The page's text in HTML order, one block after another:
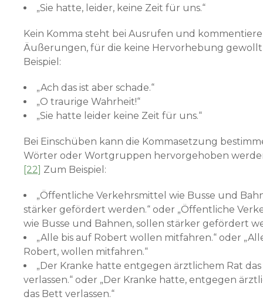
„Sie hatte, leider, keine Zeit für uns.“
Kein Komma steht bei Ausrufen und
Äußerungen, für die keine Hervorhebung gewollt
Beispiel:
„Ach das ist aber schade.“
„O traurige Wahrheit!“
„Sie hatte leider keine Zeit für uns.“
Bei Einschüben kann die Kommasetzung
Wörter oder Wortgruppen hervorgehoben
[22] Zum Beispiel:
„Öffentliche Verkehrsmittel wie Busse und
stärker gefördert werden.“ oder „Öffentliche
wie Busse und Bahnen, sollen stärker gefördert
„Alle bis auf Robert wollen mitfahren.“ oder
Robert, wollen mitfahren.“
„Der Kranke hatte entgegen ärztlichem Rat
verlassen.“ oder „Der Kranke hatte, entgegen
das Bett verlassen.“